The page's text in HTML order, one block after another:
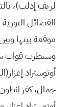
لريف إدلب)،
الفصائل
موقعة بينها
وسيطرت قوات
أوتوستراد
جمال، كفر